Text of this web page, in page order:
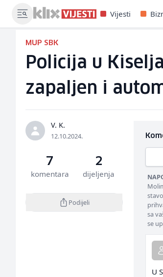
Vijesti
MUP SBK
Policija u
zapaljen i
V. K.
12.10.2024.
7
komentara
2
dijeljenja
Podijeli
sa
se
U